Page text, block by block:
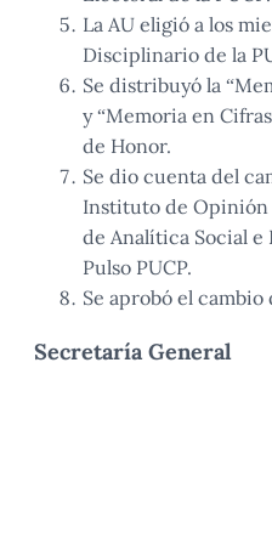
La AU eligió a los
Disciplinario de la
Se distribuyó la
y “Memoria en
de Honor.
Se dio cuenta del
Instituto de
de Analítica Social
Pulso PUCP.
Se aprobó el cambio
Secretaría General